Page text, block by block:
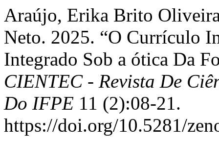
Araújo, Erika Brito
Neto. 2025. “O Currículo
Integrado Sob a ótica Da
CIENTEC - Revista De
Do IFPE 11 (2):08-21.
https://doi.org/10.5281/